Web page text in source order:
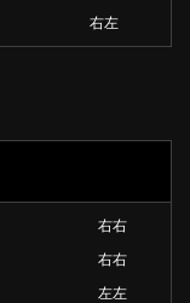
右左
右右
右右
左左